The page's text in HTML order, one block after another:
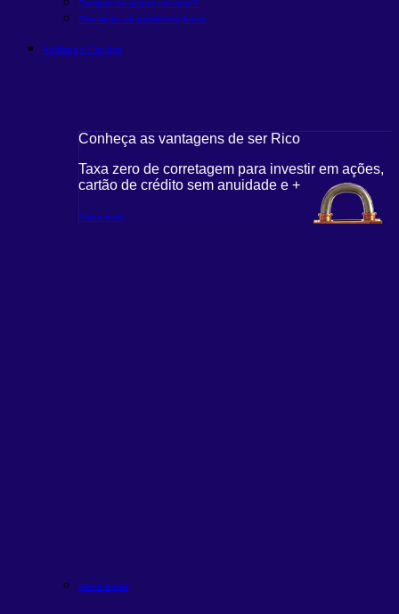
Comprar ou alugar um carro?
Simulação de patrimônio futuro
Análises e Estudos
Conheça as vantagens de ser Rico
Taxa zero de corretagem para investir em ações,
cartão de crédito sem anuidade e +
Saiba mais
Recorrentes